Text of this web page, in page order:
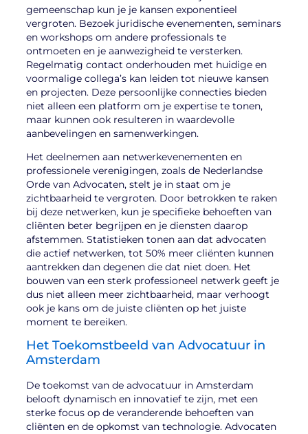
gemeenschap kun je je kansen exponentieel
vergroten. Bezoek juridische evenementen, seminars
en workshops om andere professionals te
ontmoeten en je aanwezigheid te versterken.
Regelmatig contact onderhouden met huidige en
voormalige collega’s kan leiden tot nieuwe kansen
en projecten. Deze persoonlijke connecties bieden
niet alleen een platform om je expertise te tonen,
maar kunnen ook resulteren in waardevolle
aanbevelingen en samenwerkingen.
Het deelnemen aan netwerkevenementen en
professionele verenigingen, zoals de Nederlandse
Orde van Advocaten, stelt je in staat om je
zichtbaarheid te vergroten. Door betrokken te raken
bij deze netwerken, kun je specifieke behoeften van
cliënten beter begrijpen en je diensten daarop
afstemmen. Statistieken tonen aan dat advocaten
die actief netwerken, tot 50% meer cliënten kunnen
aantrekken dan degenen die dat niet doen. Het
bouwen van een sterk professioneel netwerk geeft je
dus niet alleen meer zichtbaarheid, maar verhoogt
ook je kans om de juiste cliënten op het juiste
moment te bereiken.
Het Toekomstbeeld van Advocatuur in
Amsterdam
De toekomst van de advocatuur in Amsterdam
belooft dynamisch en innovatief te zijn, met een
sterke focus op de veranderende behoeften van
cliënten en de opkomst van technologie. Advocaten